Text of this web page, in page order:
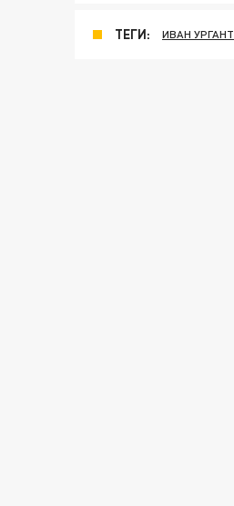
ТЕГИ: ИВАН УРГАНТ